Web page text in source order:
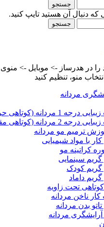
جستجو
دنبال آن هستید تایپ کنید.
جستجو
در هدرساز -> موبایل ->
منو، تنظیم کنید
مردانه
1 مردانه (کوتاهی حرفه ای)
2 مردانه (کوتاهی مقدماتی)
ترمیم مو مردانه
با مواد شیمیایی
کراتینه مو
سینمایی
کودک
داماد
کوتاهی تحت زاویه
ناخن مردانه
بدن مردانه
مردانه